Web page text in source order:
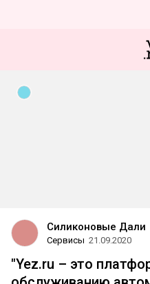
Силиконовые Дали
Сервисы 21.09.2020
"Yez.ru – это